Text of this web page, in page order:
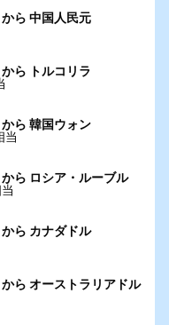
ら 中国人民元
ら トルコリラ
ら 韓国ウォン
当
ら ロシア・ルーブル
ら カナダドル
ら オーストラリアドル